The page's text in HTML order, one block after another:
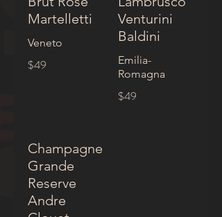
Martelletti
Veneto
$49
Venturini
Baldini
Emilia-
Romagna
$49
Champagne
Grande
Reserve
Andre